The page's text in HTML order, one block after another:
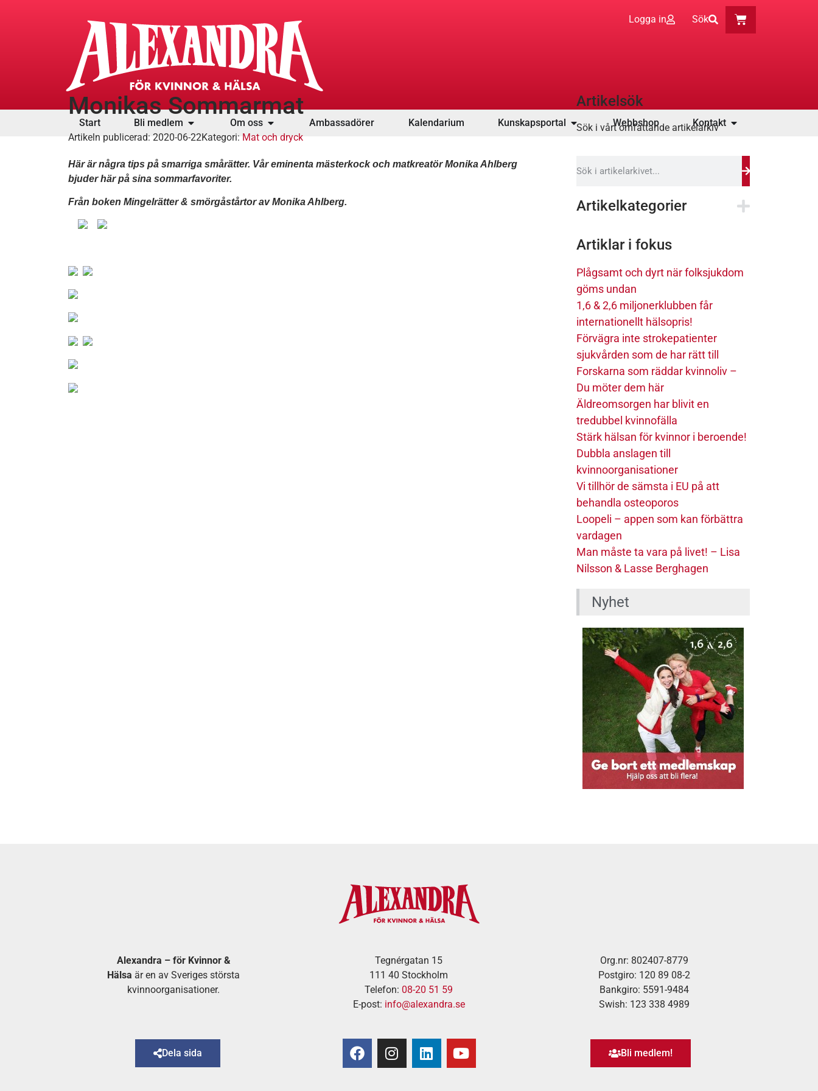
Logga in Sök
Start Bli medlem Om oss Ambassadörer Kalendarium Kunskapsportal Webbshop Kontakt
Monikas Sommarmat
Artikeln publicerad: 2020-06-22Kategori: Mat och dryck
Här är några tips på smarriga smårätter. Vår eminenta mästerkock och matkreatör Monika Ahlberg
bjuder här på sina sommarfavoriter.
Från boken Mingelrätter & smörgåstårtor av Monika Ahlberg.
Artikelsök
Sök i vårt omfattande artikelarkiv
Artikelkategorier
Artiklar i fokus
Plågsamt och dyrt när folksjukdom
göms undan
1,6 & 2,6 miljonerklubben får
internationellt hälsopris!
Förvägra inte strokepatienter
sjukvården som de har rätt till
Forskarna som räddar kvinnoliv –
Du möter dem här
Äldreomsorgen har blivit en
tredubbel kvinnofälla
Stärk hälsan för kvinnor i beroende!
Dubbla anslagen till
kvinnoorganisationer
Vi tillhör de sämsta i EU på att
behandla osteoporos
Loopeli – appen som kan förbättra
vardagen
Man måste ta vara på livet! – Lisa
Nilsson & Lasse Berghagen
Nyhet
Alexandra – för Kvinnor &
Hälsa är en av Sveriges största
kvinnoorganisationer.
Tegnérgatan 15
111 40 Stockholm
Telefon: 08-20 51 59
E-post: info@alexandra.se
Org.nr: 802407-8779
Postgiro: 120 89 08-2
Bankgiro: 5591-9484
Swish: 123 338 4989
Dela sida Bli medlem!